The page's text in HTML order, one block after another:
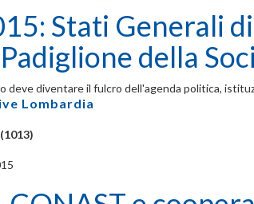
Stati Generali
della
deve diventare il fulcro dell'agenda politica,
Lombardia
(1013)